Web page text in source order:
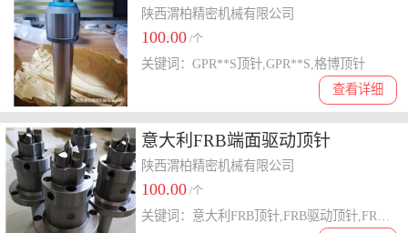
陕西渭柏精密机械有限公司
100.00 /个
查看详细
关键词：GPR**S顶针,GPR**S,格博顶针
意大利FRB端面驱动顶针
陕西渭柏精密机械有限公司
100.00 /个
关键词：意大利FRB顶针,FRB驱动顶针,FRB端面驱动顶针